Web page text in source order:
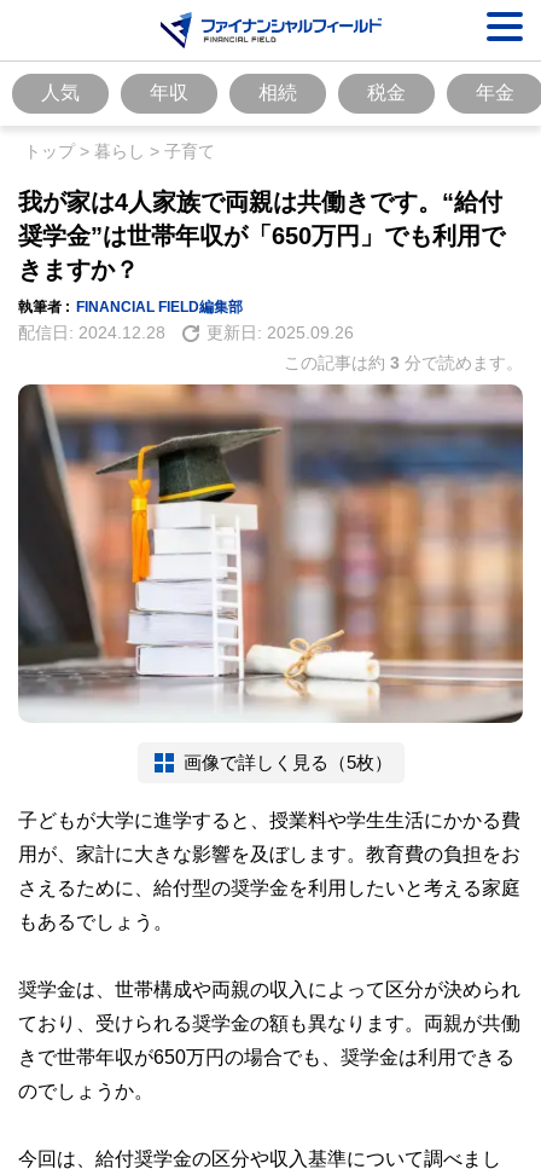
人気 年収 相続 税金 年金
トップ> 暮らし > 子育て
我が家は4人家族で両親は共働きです。“給付
奨学金”は世帯年収が「650万円」でも利用で
きますか？
執筆者 : FINANCIAL FIELD編集部
配信日: 2024.12.28 更新日: 2025.09.26
この記事は約 3 分で読めます。
画像で詳しく見る（5枚）
子どもが大学に進学すると、授業料や学生生活にかかる費
用が、家計に大きな影響を及ぼします。教育費の負担をお
さえるために、給付型の奨学金を利用したいと考える家庭
もあるでしょう。
奨学金は、世帯構成や両親の収入によって区分が決められ
ており、受けられる奨学金の額も異なります。両親が共働
きで世帯年収が650万円の場合でも、奨学金は利用できる
のでしょうか。
今回は、給付奨学金の区分や収入基準について調べまし